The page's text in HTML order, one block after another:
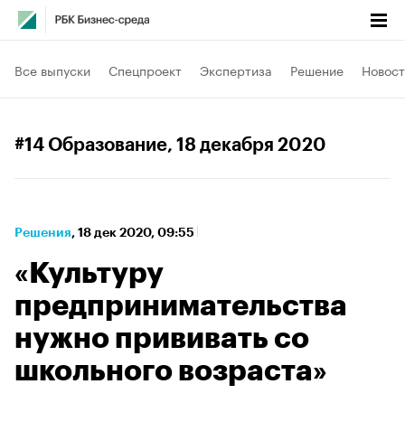
Все выпуски Спецпроект Экспертиза Решение
#14 Образование, 18 декабря 2020
Решения⁠, 18 дек 2020, 09:55
«Культуру
предпринимательства
нужно прививать со
школьного возраста»